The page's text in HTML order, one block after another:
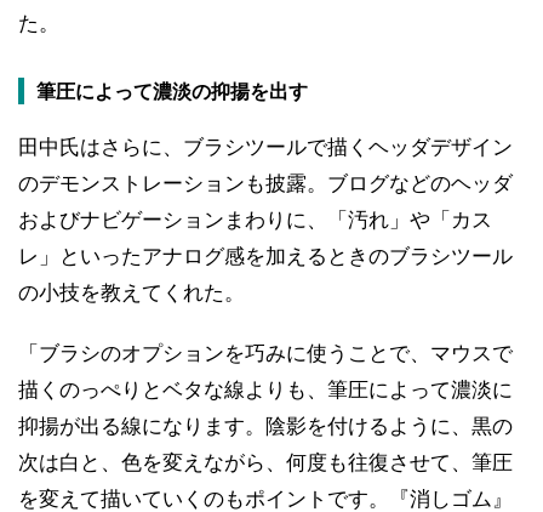
た。
筆圧によって濃淡の抑揚を出す
田中氏はさらに、ブラシツールで描くヘッダデザイン
のデモンストレーションも披露。ブログなどのヘッダ
およびナビゲーションまわりに、「汚れ」や「カス
レ」といったアナログ感を加えるときのブラシツール
の小技を教えてくれた。
「ブラシのオプションを巧みに使うことで、マウスで
描くのっぺりとベタな線よりも、筆圧によって濃淡に
抑揚が出る線になります。陰影を付けるように、黒の
次は白と、色を変えながら、何度も往復させて、筆圧
を変えて描いていくのもポイントです。『消しゴム』